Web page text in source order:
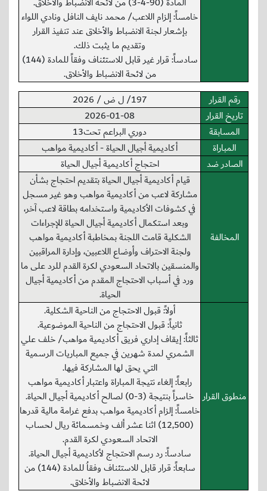
خامساً: إلزام اللاعب/ محمد نايف النافل ونادي اللواء
بإشعار لجنة الانضباط والأخلاق عند تنفيذ القرار
وتقديم ما يثبت ذلك.
سادساً: قرار غير قابل للاستئناف وفقاً للمادة (144)
من لائحة الانضباط والأخلاق.
رقم القرار
197/ ل ض / 2026
تاريخ القرار
2026-01-08
المسابقة
دوري البراعم تحت13
المباراة
أكاديمية أجيال الحياة - أكاديمية مواهب
الصادر ضد
احتجاج أكاديمية أجيال الحياة
المخالفة
قيام أكاديمية أجيال الحياة بتقديم احتجاج بشأن
مشاركة لاعب من أكاديمية مواهب وهو غير مسجل
في كشوفات الأكاديمية واستخدامه بطاقة لاعب آخر،
وبعد استكمال أكاديمية أجيال الحياة للإجراءات
الشكلية قامت اللجنة بمخاطبة أكاديمية مواهب
ولجنة الاحتراف وأوضاع اللاعبين، وإدارة المراقبين
والمنسقين بالاتحاد السعودي لكرة القدم للرد على ما
ورد في أسباب الاحتجاج المقدم من أكاديمية أجيال
الحياة.
منطوق القرار
أولاً: قبول الاحتجاج من الناحية الشكلية.
ثانياً: قبول الاحتجاج من الناحية الموضوعية.
ثالثاً: إيقاف إداري فريق أكاديمية مواهب/ خلف علي
الشمري لمدة شهرين في جميع المباريات الرسمية
التي يحق لها المشاركة فيها.
رابعاً: إلغاء نتيجة المباراة واعتبار أكاديمية مواهب
خاسراً بنتيجة (3-0) لصالح أكاديمية أجيال الحياة.
خامساً: إلزام أكاديمية مواهب بدفع غرامة مالية قدرها
(12,500) اثنا عشر ألف وخمسمائة ريال لحساب
الاتحاد السعودي لكرة القدم.
سادساً: رد رسم الاحتجاج لأكاديمية أجيال الحياة.
سابعاً: قرار قابل للاستئناف وفقاُ للمادة (144) من
لائحة الانضباط والأخلاق.